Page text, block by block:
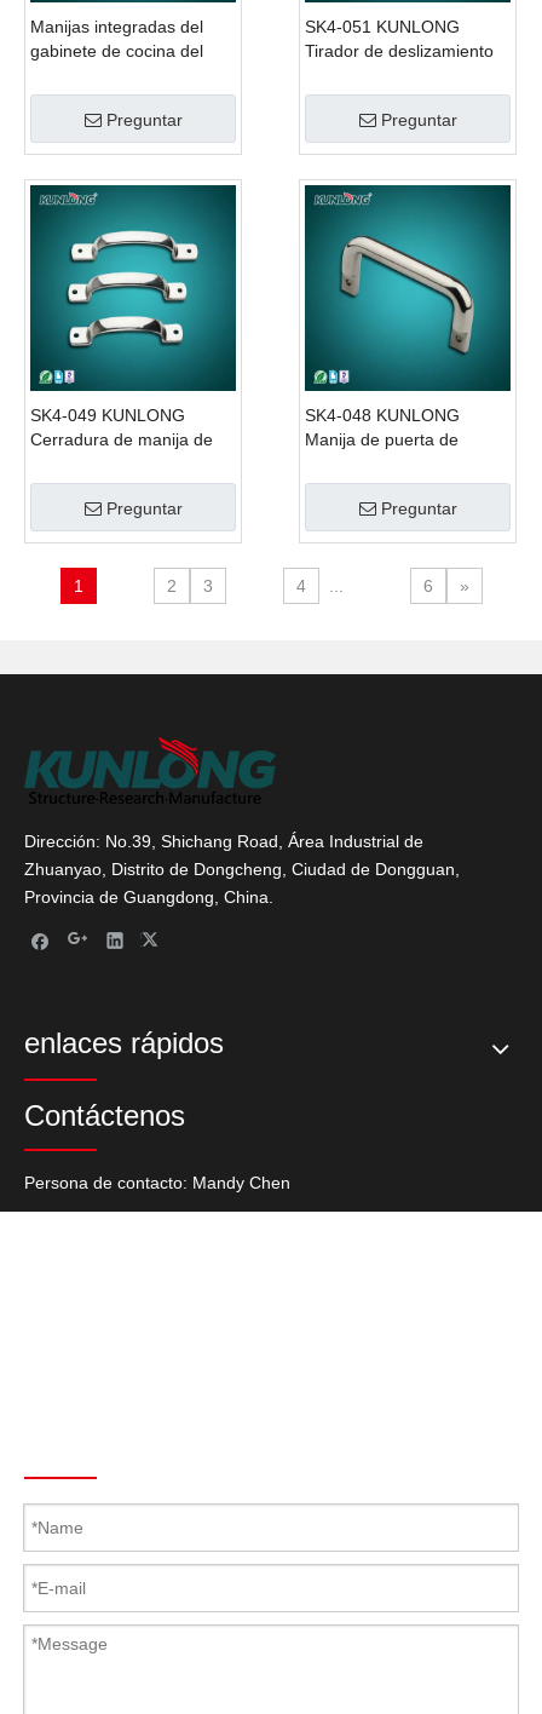
Manijas integradas del
gabinete de cocina del
050 KUNLONG
Preguntar
SK4-051 KUNLONG
Tirador de deslizamiento
Preguntar
SK4-049 KUNLONG
Cerradura de manija de
Preguntar
SK4-048 KUNLONG
Manija de puerta de
seguridad de acero
Preguntar
1 2 3 4 6 »
Dirección: No.39, Shichang Road, Área Industrial de
Zhuanyao, Distrito de Dongcheng, Ciudad de Dongguan,
Provincia de Guangdong, China.
enlaces rápidos
Contáctenos
Persona de contacto: Mandy Chen